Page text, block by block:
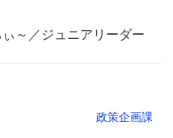
～／ジュニアリーダー
政策企画課